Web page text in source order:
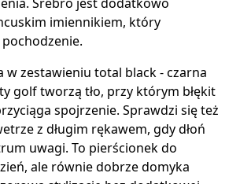
imiennikiem, który
w zestawieniu total black - czarna
golf tworzą tło, przy którym błękit
spojrzenie. Sprawdzi się też
z długim rękawem, gdy dłoń
uwagi. To pierścionek do
ale równie dobrze domyka